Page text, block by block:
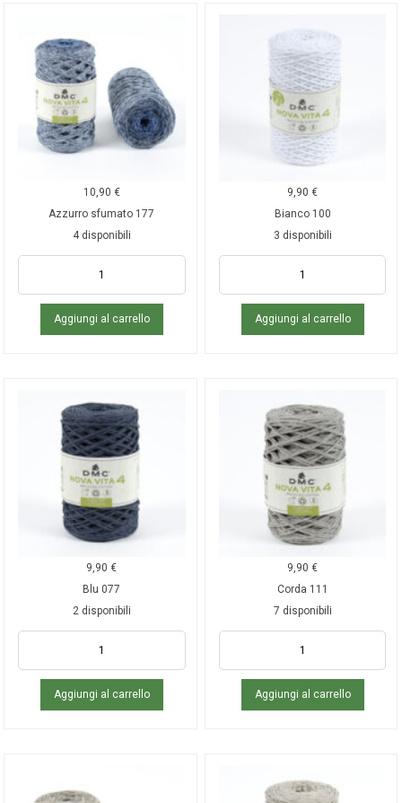
10,90 €
Azzurro sfumato 177
4 disponibili
Aggiungi al carrello
9,90€
Bianco 100
3 disponibili
Aggiungi al carrello
9,90€
Blu 077
2 disponibili
Aggiungi al carrello
9,90€
Corda 111
7 disponibili
Aggiungi al carrello